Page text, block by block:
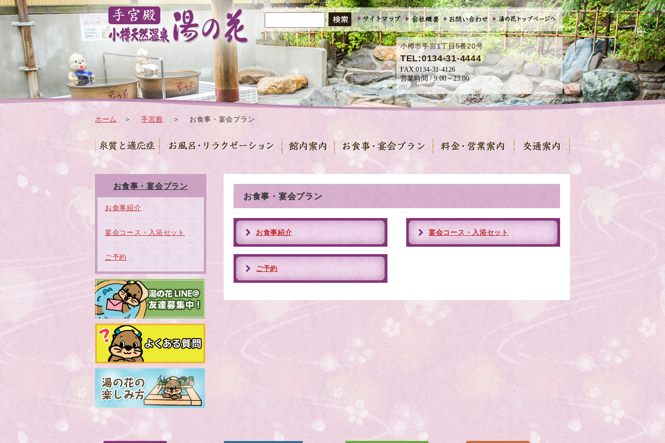
小樽市手宮1丁目5番20号
TEL:0134-31-4444
ホーム ＞手宮殿 ＞ お食事・宴会プラン
お食事・宴会プラン
お食事紹介 宴会コース・入浴セット
ご予約
お食事・宴会プラン
お食事紹介
宴会コース・入浴セット
ご予約